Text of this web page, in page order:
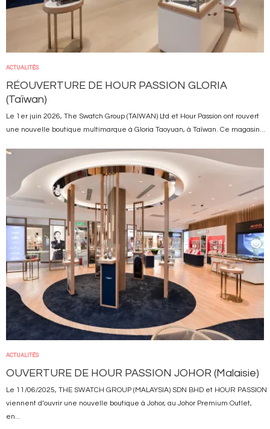
ACTUALITÉS
RÉOUVERTURE DE HOUR PASSION GLORIA
(Taïwan)
Le 1er juin 2026, The Swatch Group (TAIWAN) Ltd et Hour Passion ont rouvert
une nouvelle boutique multimarque à Gloria Taoyuan, à Taïwan. Ce magasin...
Image
ACTUALITÉS
OUVERTURE DE HOUR PASSION JOHOR (Malaisie)
Le 11/06/2025, THE SWATCH GROUP (MALAYSIA) SDN BHD et HOUR PASSION
viennent d’ouvrir une nouvelle boutique à Johor, au Johor Premium Outlet,
en...